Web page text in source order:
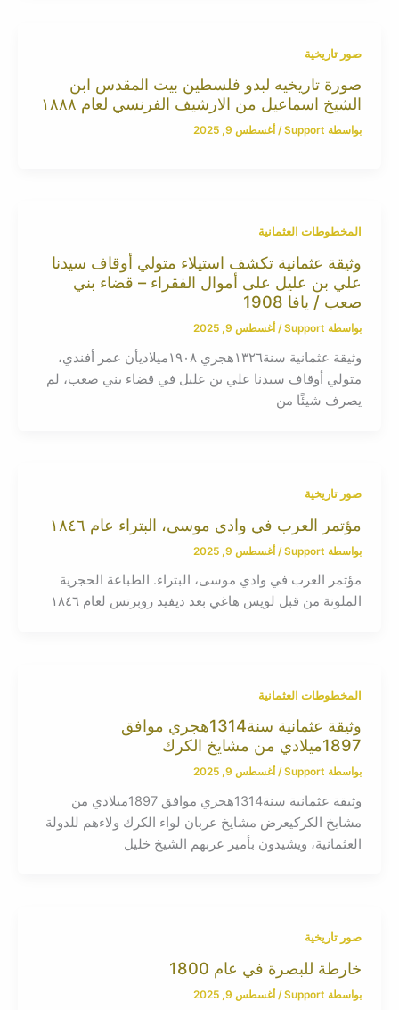
صور تاريخية
صورة تاريخيه لبدو فلسطين بيت المقدس ابن
الشيخ اسماعيل من الارشيف الفرنسي لعام ١٨٨٨
بواسطة Support
/ أغسطس 9, 2025
المخطوطات العثمانية
وثيقة عثمانية تكشف استيلاء متولي أوقاف سيدنا
علي بن عليل على أموال الفقراء – قضاء بني
صعب / يافا 1908
بواسطة Support
/ أغسطس 9, 2025
وثيقة عثمانية سنة١٣٢٦هجري ١٩٠٨ميلاديأن عمر أفندي،
متولي أوقاف سيدنا علي بن عليل في قضاء بني صعب، لم
يصرف شيئًا من
صور تاريخية
مؤتمر العرب في وادي موسى، البتراء عام ١٨٤٦
بواسطة Support
/ أغسطس 9, 2025
مؤتمر العرب في وادي موسى، البتراء. الطباعة الحجرية
الملونة من قبل لويس هاغي بعد ديفيد روبرتس لعام ١٨٤٦
المخطوطات العثمانية
وثيقة عثمانية سنة1314هجري موافق
1897ميلادي من مشايخ الكرك
بواسطة Support
/ أغسطس 9, 2025
وثيقة عثمانية سنة1314هجري موافق 1897ميلادي من
مشايخ الكركيعرض مشايخ عربان لواء الكرك ولاءهم للدولة
العثمانية، ويشيدون بأمير عربهم الشيخ خليل
صور تاريخية
خارطة للبصرة في عام 1800
بواسطة Support
/ أغسطس 9, 2025